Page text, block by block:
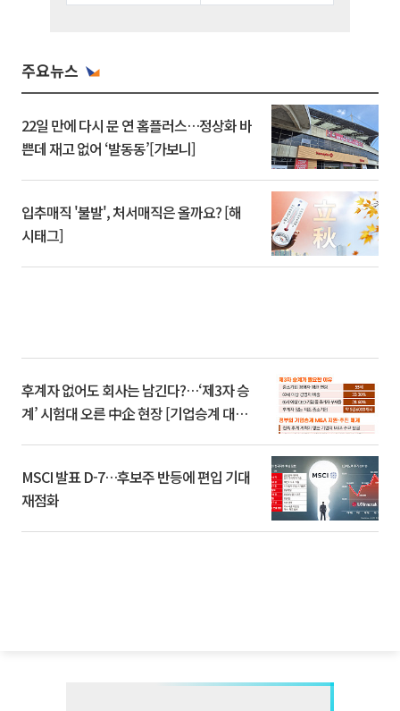
주요뉴스
22일 만에 다시 문 연 홈플러스…정상화 바
쁜데 재고 없어 ‘발동동’[가보니]
입추매직 '불발', 처서매직은 올까요? [해
시태그]
후계자 없어도 회사는 남긴다?…‘제3자 승
계’ 시험대 오른 中企 현장 [기업승계 대전
MSCI 발표 D-7…후보주 반등에 편입 기대
재점화